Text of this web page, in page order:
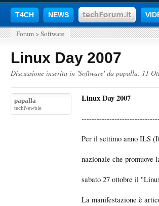
T4CH NEWS
Forum > Software
Linux Day 2007
Discussione inserita in 'Software' da papalla, 11
papalla
techNewbie
Linux Day 2007
Per il settimo anno ILS
nazionale che
sabato 27 ottobre il
La manifestazione è